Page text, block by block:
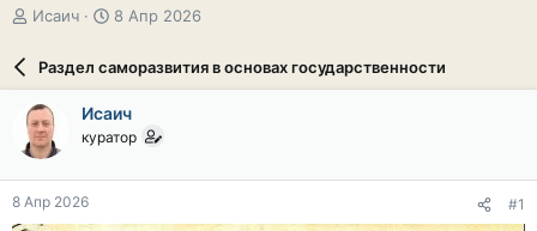
А
о
р
т
е
м
ы
Исаич
Д
а
а
ч
л
8 Апр 2026
Раздел саморазвития в основах государственности
Исаич
куратор
8 Апр 2026 #1